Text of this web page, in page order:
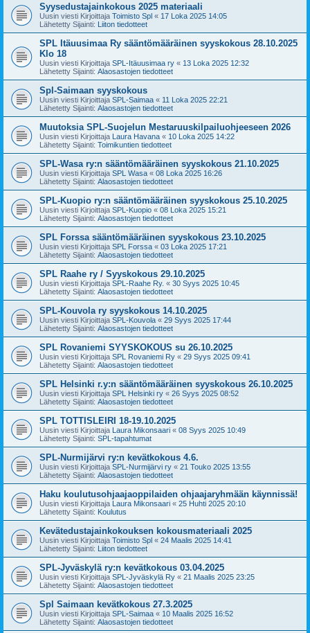
Syysedustajainkokous 2025 materiaali
Uusin viesti Kirjoittaja Toimisto Spl « 17 Loka 2025 14:05
Lähetetty Sijainti: Liiton tiedotteet
SPL Itäuusimaa Ry sääntömääräinen syyskokous 28.10.2025
Klo 18
Uusin viesti Kirjoittaja SPL-Itäuusimaa ry « 13 Loka 2025 12:32
Lähetetty Sijainti: Alaosastojen tiedotteet
Spl-Saimaan syyskokous
Uusin viesti Kirjoittaja SPL-Saimaa « 11 Loka 2025 22:21
Lähetetty Sijainti: Alaosastojen tiedotteet
Muutoksia SPL-Suojelun Mestaruuskilpailuohjeeseen 2026
Uusin viesti Kirjoittaja Laura Havana « 10 Loka 2025 14:22
Lähetetty Sijainti: Toimikuntien tiedotteet
SPL-Wasa ry:n sääntömääräinen syyskokous 21.10.2025
Uusin viesti Kirjoittaja SPL Wasa « 08 Loka 2025 16:26
Lähetetty Sijainti: Alaosastojen tiedotteet
SPL-Kuopio ry:n sääntömääräinen syyskokous 25.10.2025
Uusin viesti Kirjoittaja SPL-Kuopio « 08 Loka 2025 15:21
Lähetetty Sijainti: Alaosastojen tiedotteet
SPL Forssa sääntömääräinen syyskokous 23.10.2025
Uusin viesti Kirjoittaja SPL Forssa « 03 Loka 2025 17:21
Lähetetty Sijainti: Alaosastojen tiedotteet
SPL Raahe ry / Syyskokous 29.10.2025
Uusin viesti Kirjoittaja SPL-Raahe Ry. « 30 Syys 2025 10:45
Lähetetty Sijainti: Alaosastojen tiedotteet
SPL-Kouvola ry syyskokous 14.10.2025
Uusin viesti Kirjoittaja SPL-Kouvola « 29 Syys 2025 17:44
Lähetetty Sijainti: Alaosastojen tiedotteet
SPL Rovaniemi SYYSKOKOUS su 26.10.2025
Uusin viesti Kirjoittaja SPL Rovaniemi Ry « 29 Syys 2025 09:41
Lähetetty Sijainti: Alaosastojen tiedotteet
SPL Helsinki r.y:n sääntömääräinen syyskokous 26.10.2025
Uusin viesti Kirjoittaja SPL Helsinki ry « 26 Syys 2025 08:52
Lähetetty Sijainti: Alaosastojen tiedotteet
SPL TOTTISLEIRI 18-19.10.2025
Uusin viesti Kirjoittaja Laura Mikonsaari « 08 Syys 2025 10:49
Lähetetty Sijainti: SPL-tapahtumat
SPL-Nurmijärvi ry:n kevätkokous 4.6.
Uusin viesti Kirjoittaja SPL-Nurmijärvi ry « 21 Touko 2025 13:55
Lähetetty Sijainti: Alaosastojen tiedotteet
Haku koulutusohjaajaoppilaiden ohjaajaryhmään käynnissä!
Uusin viesti Kirjoittaja Laura Mikonsaari « 25 Huhti 2025 20:10
Lähetetty Sijainti: Koulutus
Kevätedustajainkokouksen kokousmateriaali 2025
Uusin viesti Kirjoittaja Toimisto Spl « 24 Maalis 2025 14:41
Lähetetty Sijainti: Liiton tiedotteet
SPL-Jyväskylä ry:n kevätkokous 03.04.2025
Uusin viesti Kirjoittaja SPL-Jyväskylä Ry « 21 Maalis 2025 23:25
Lähetetty Sijainti: Alaosastojen tiedotteet
Spl Saimaan kevätkokous 27.3.2025
Uusin viesti Kirjoittaja SPL-Saimaa « 10 Maalis 2025 16:52
Lähetetty Sijainti: Alaosastojen tiedotteet